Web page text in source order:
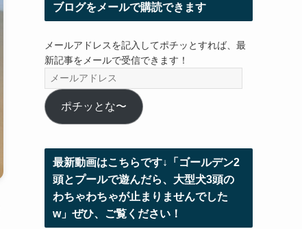
ブログをメールで購読できます
メールアドレスを記入してポチッとすれば、最
新記事をメールで受信できます！
ー
ル
ア
レ
ス
ポチッとな〜
最新動画はこちらです↓「ゴールデン2
頭とプールで遊んだら、大型犬3頭の
わちゃわちゃが止まりませんでした
w」ぜひ、ご覧ください！